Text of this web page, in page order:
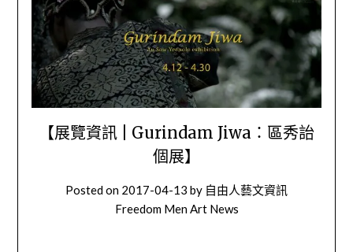
【展覽資訊 | Gurindam Jiwa：區秀詒
個展】
Posted on 2017-04-13 by 自由人藝文資訊
Freedom Men Art News